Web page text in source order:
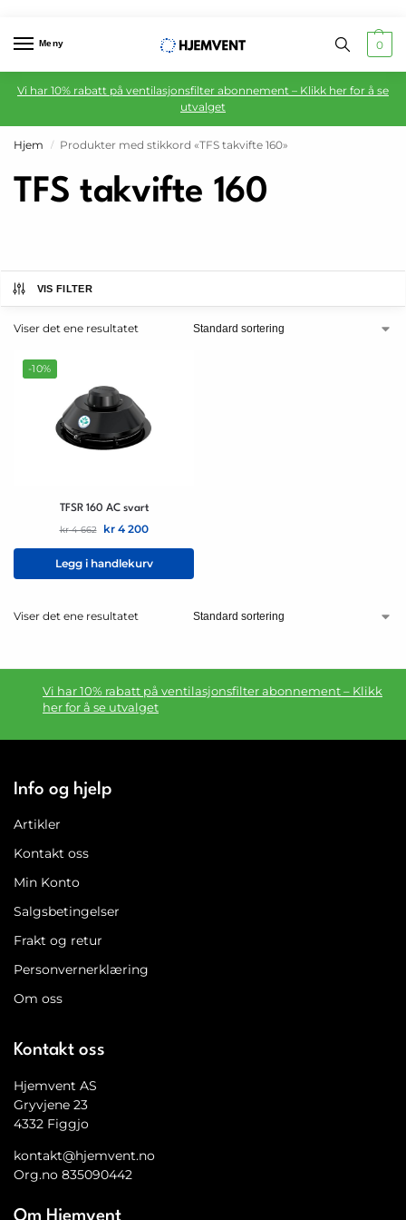
Meny 0
Vi har 10% rabatt på ventilasjonsfilter abonnement – Klikk her for å se
utvalget
Hjem / Produkter med stikkord «TFS takvifte 160»
TFS takvifte 160
VIS FILTER
Viser det ene resultatet
-10%
TFSR 160 AC svart
kr4 662 kr4 200
Legg i handlekurv
Viser det ene resultatet
Vi har 10% rabatt på ventilasjonsfilter abonnement – Klikk
her for å se utvalget
Info og hjelp
Artikler
Kontakt oss
Min Konto
Salgsbetingelser
Frakt og retur
Personvernerklæring
Om oss
Kontakt oss
Hjemvent AS
Gryvjene 23
4332 Figgjo
kontakt@hjemvent.no
Org.no 835090442
Om Hjemvent